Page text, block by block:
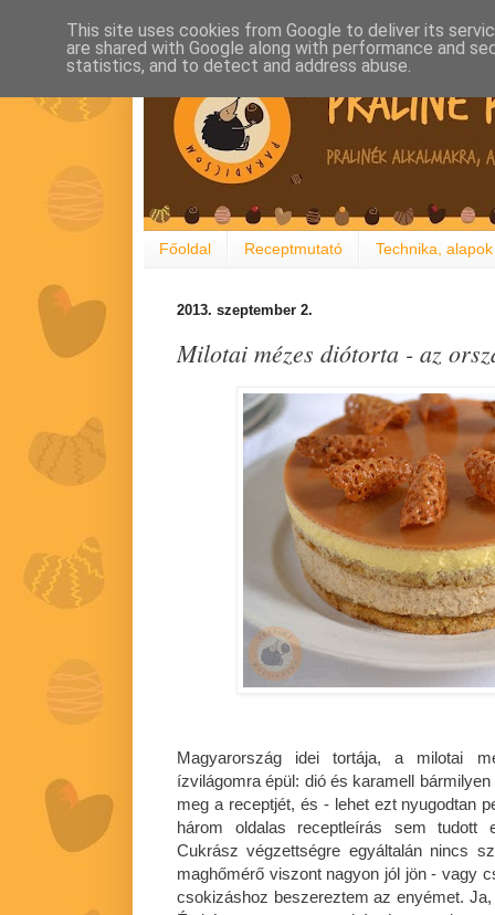
Főoldal Receptmutató Technika, alapok
2013. szeptember 2.
Milotai mézes diótorta - az
Magyarország idei tortája, a milotai
ízvilágomra épül: dió és karamell
meg a receptjét, és - lehet ezt nyugodtan
három oldalas receptleírás sem tudott
Cukrász végzettségre egyáltalán nincs
maghőmérő viszont nagyon jól jön - vagy
csokizáshoz beszereztem az enyémet.
This site uses cookies from Google to deliver its
are shared with Google along with performance and
statistics, and to detect and address abuse.